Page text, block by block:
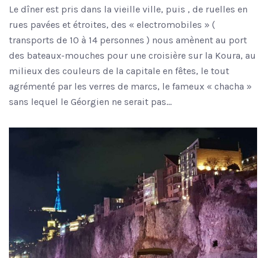
Le dîner est pris dans la vieille ville, puis , de ruelles en
rues pavées et étroites, des « electromobiles » (
transports de 10 à 14 personnes ) nous amènent au port
des bateaux-mouches pour une croisière sur la Koura, au
milieux des couleurs de la capitale en fêtes, le tout
agrémenté par les verres de marcs, le fameux « chacha »
sans lequel le Géorgien ne serait pas…